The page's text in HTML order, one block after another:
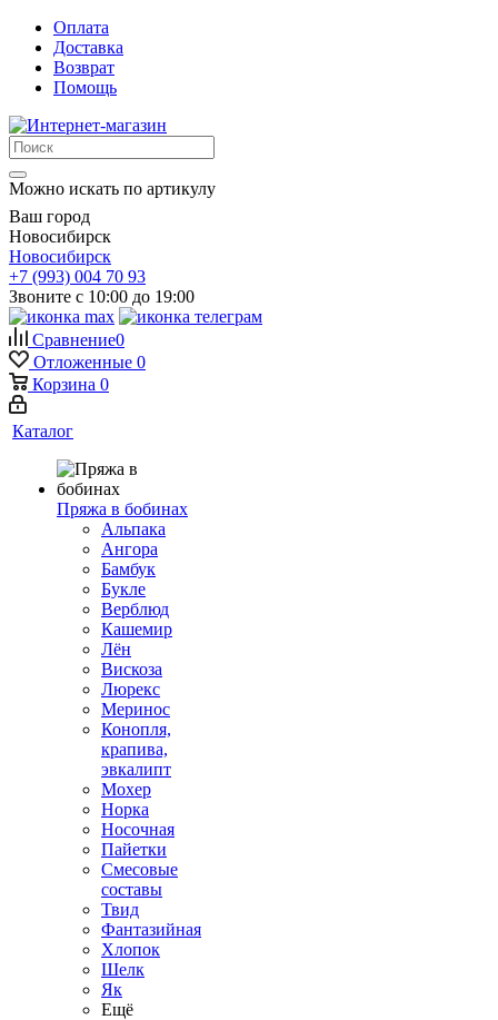
Оплата
Доставка
Возврат
Помощь
Можно искать по артикулу
Ваш город
Новосибирск
Новосибирск
+7 (993) 004 70 93
Звоните с 10:00 до 19:00
Сравнение0
Отложенные 0
Корзина 0
Каталог
Пряжа в бобинах
Альпака
Ангора
Бамбук
Букле
Верблюд
Кашемир
Лён
Вискоза
Люрекс
Меринос
Конопля,
крапива,
эвкалипт
Мохер
Норка
Носочная
Пайетки
Смесовые
составы
Твид
Фантазийная
Хлопок
Шелк
Як
Ещё